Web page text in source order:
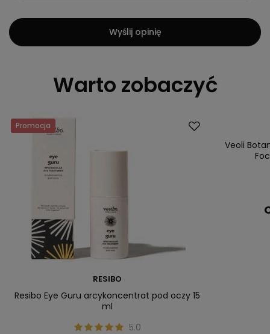
Wyślij opinię
Warto zobaczyć
Promocja
RESIBO
Resibo Eye Guru arcykoncentrat pod oczy 15
ml
5.0
Veoli